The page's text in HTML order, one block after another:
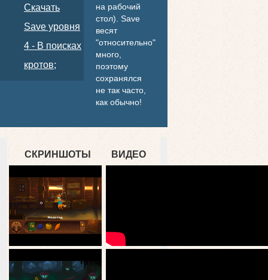
Скачать
Save уровня
4 - В поисках
кротов;
на рабочий
стол). Save
весят
"относительно"
много,
поэтому
сохранялся
не так часто,
как обычно!
СКРИНШОТЫ ВИДЕО